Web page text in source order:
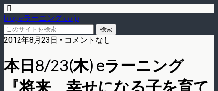
blog.eラーニング.co.jp
2012年8月23日 • コメントなし
本日8/23(木) eラーニング
『将来、幸せになる子を育て